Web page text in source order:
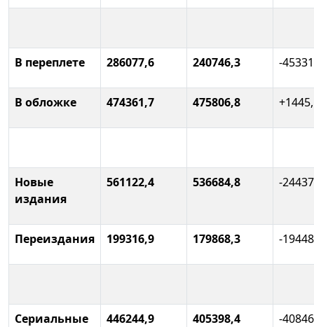
В переплете 286077,6 240746,3 -
В обложке 474361,7 475806,8
Новые
издания
561122,4 536684,8 -
Переиздания 199316,9 179868,3 -
Сериальные
446244,9 405398,4 -